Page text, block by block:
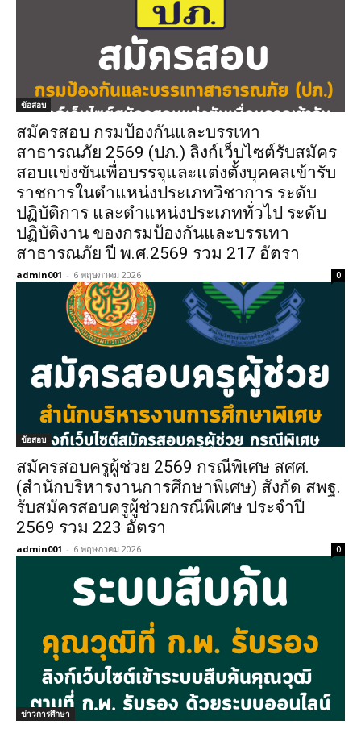
ข้อสอบ
สมัครสอบ กรมป้องกันและบรรเทา
สาธารณภัย 2569 (ปภ.) ลิงก์เว็บไซต์รับสมัคร
สอบแข่งขันเพื่อบรรจุและแต่งตั้งบุคคลเข้ารับ
ราชการในตำแหน่งประเภทวิชาการ ระดับ
ปฏิบัติการ และตำแหน่งประเภททั่วไป ระดับ
ปฏิบัติงาน ของกรมป้องกันและบรรเทา
สาธารณภัย ปี พ.ศ.2569 รวม 217 อัตรา
admin001 - 6 พฤษภาคม 2026 0
ข้อสอบ
สมัครสอบครูผู้ช่วย 2569 กรณีพิเศษ สศศ.
(สำนักบริหารงานการศึกษาพิเศษ) สังกัด สพฐ.
รับสมัครสอบครูผู้ช่วยกรณีพิเศษ ประจำปี
2569 รวม 223 อัตรา
admin001 - 6 พฤษภาคม 2026 0
ข่าวการศึกษา